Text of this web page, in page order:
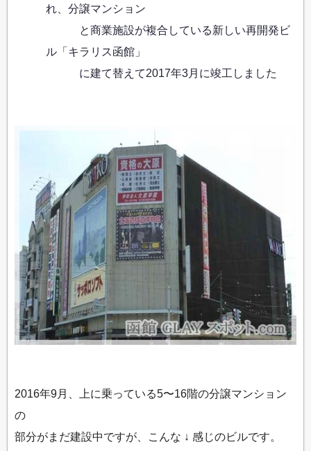
れ、分譲マンション
と商業施設が複合している新しい再開発ビ
ル「キラリス函館」
に建て替えて2017年3月に竣工しました
2016年9月、上に乗っている5〜16階の分譲マンション
の
部分がまだ建設中ですが、こんな ↓ 感じのビルです。